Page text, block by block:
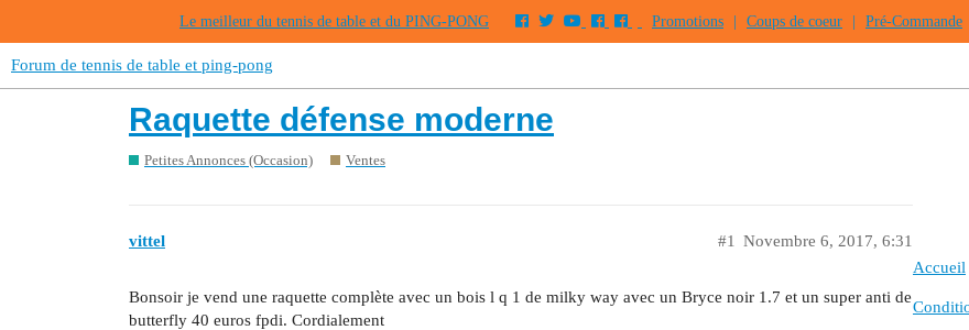
Le meilleur du tennis de table et du PING-PONG Promotions Coups de coeur Pré-Commande
Forum de tennis de table et ping-pong
Raquette défense moderne
Petites Annonces (Occasion) Ventes
vittel Novembre 6, 2017, 6:31
#1
Bonsoir je vend une raquette complète avec un bois l q 1 de milky way avec un Bryce noir 1.7 et un super anti de
butterfly 40 euros fpdi. Cordialement
Accueil